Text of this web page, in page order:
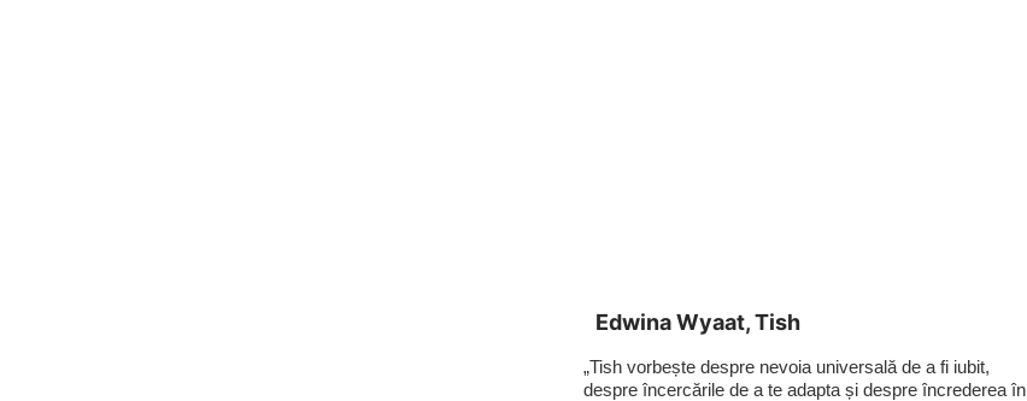
Edwina Wyaat, Tish
„Tish vorbește despre nevoia universală de a fi iubit,
despre încercările de a te adapta și despre încrederea în